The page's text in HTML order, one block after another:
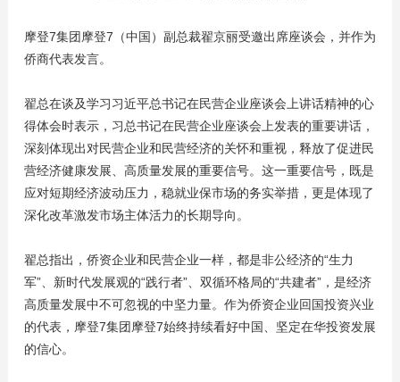
摩登7集团摩登7（中国）副总裁翟京丽受邀出席座谈会，并作为
侨商代表发言。
翟总在谈及学习习近平总书记在民营企业座谈会上讲话精神的心
得体会时表示，习总书记在民营企业座谈会上发表的重要讲话，
深刻体现出对民营企业和民营经济的关怀和重视，释放了促进民
营经济健康发展、高质量发展的重要信号。这一重要信号，既是
应对短期经济波动压力，稳就业保市场的务实举措，更是体现了
深化改革激发市场主体活力的长期导向。
翟总指出，侨资企业和民营企业一样，都是非公经济的“生力
军”、新时代发展观的“践行者”、双循环格局的“共建者”，是经济
高质量发展中不可忽视的中坚力量。作为侨资企业回国投资兴业
的代表，摩登7集团摩登7始终持续看好中国、坚定在华投资发展
的信心。